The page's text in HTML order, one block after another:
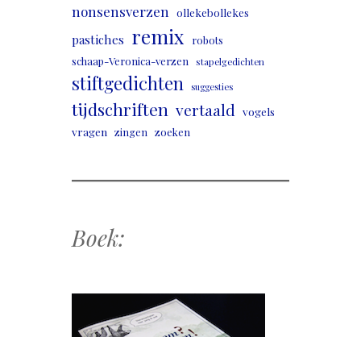
nonsensverzen ollekebollekes
pastiches remix
robots
schaap-Veronica-verzen
stapelgedichten
stiftgedichten suggesties
tijdschriften vertaald vogels
vragen zingen zoeken
Boek: